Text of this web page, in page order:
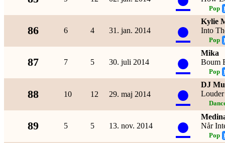
Pop
86 6 4 31. jan. 2014 ●
Kylie
Into
Pop
87 7 5 30. juli 2014 ●
Mika
Boum
Pop
88 10 12 29. maj 2014 ●
DJ
Louder
89 5 5 13. nov. 2014 ●
Når
Pop